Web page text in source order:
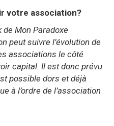
votre association?
Mon Paradoxe
peut suivre l’évolution de
associations le côté
capital. Il est donc prévu
possible dors et déjà
à l’ordre de l’association